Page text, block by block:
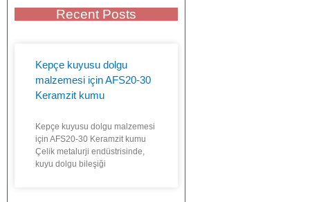
Recent Posts
Kepçe kuyusu dolgu
malzemesi için AFS20-30
Keramzit kumu
Kepçe kuyusu dolgu malzemesi
için AFS20-30 Keramzit kumu
Çelik metalurji endüstrisinde,
kuyu dolgu bileşiği